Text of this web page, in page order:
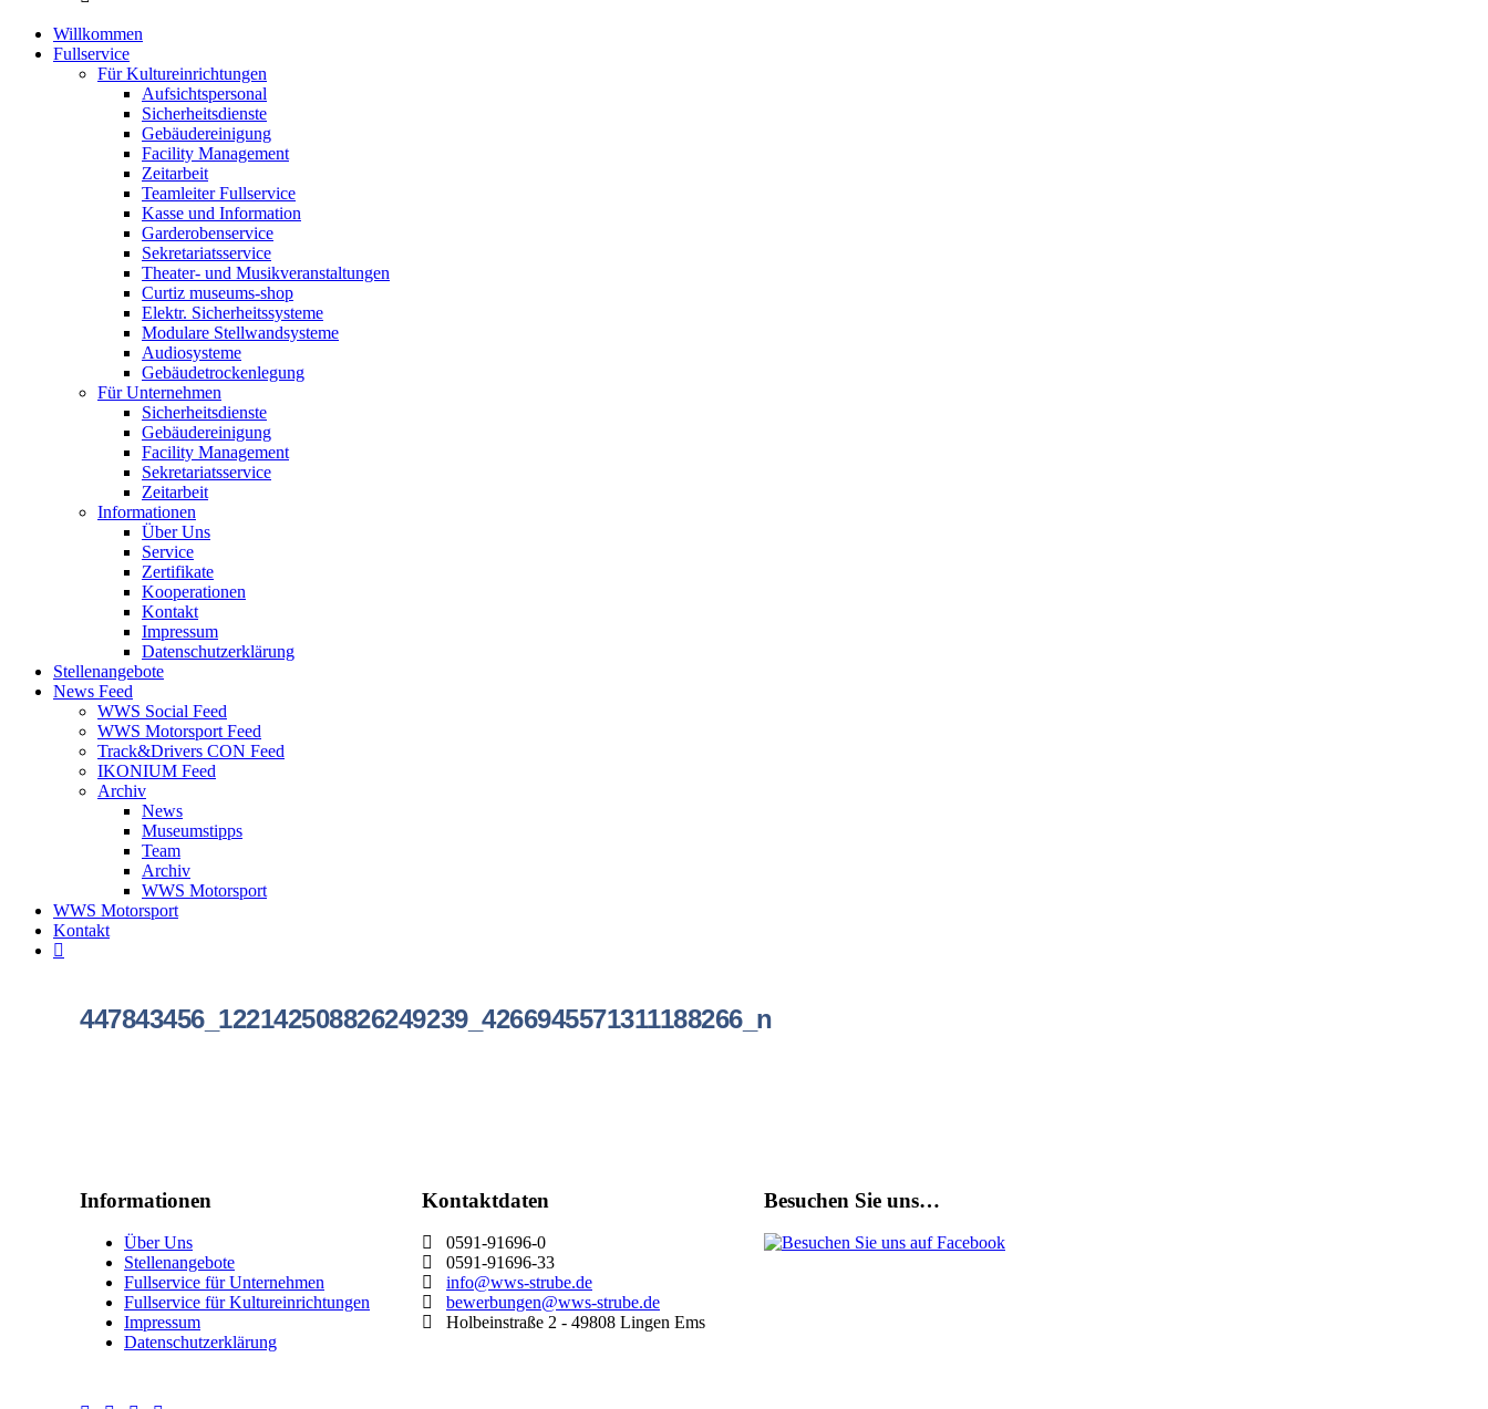
Willkommen
Fullservice
Für Kultureinrichtungen
Aufsichtspersonal
Sicherheitsdienste
Gebäudereinigung
Facility Management
Zeitarbeit
Teamleiter Fullservice
Kasse und Information
Garderobenservice
Sekretariatsservice
Theater- und Musikveranstaltungen
Curtiz museums-shop
Elektr. Sicherheitssysteme
Modulare Stellwandsysteme
Audiosysteme
Gebäudetrockenlegung
Für Unternehmen
Sicherheitsdienste
Gebäudereinigung
Facility Management
Sekretariatsservice
Zeitarbeit
Informationen
Über Uns
Service
Zertifikate
Kooperationen
Kontakt
Impressum
Datenschutzerklärung
Stellenangebote
News Feed
WWS Social Feed
WWS Motorsport Feed
Track&Drivers CON Feed
IKONIUM Feed
Archiv
News
Museumstipps
Team
Archiv
WWS Motorsport
WWS Motorsport
Kontakt
447843456_122142508826249239_4266945571311188266_n
Informationen
Über Uns
Stellenangebote
Fullservice für Unternehmen
Fullservice für Kultureinrichtungen
Impressum
Datenschutzerklärung
Kontaktdaten
0591-91696-0
0591-91696-33
info@wws-strube.de
bewerbungen@wws-strube.de
Holbeinstraße 2 - 49808 Lingen Ems
Besuchen Sie uns…